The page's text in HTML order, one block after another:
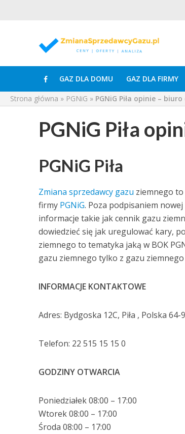
GAZ DLA DOMU GAZ DLA FIRMY
Strona główna » PGNiG » PGNiG Piła opinie –
PGNiG Piła
PGNiG Piła
Zmiana sprzedawcy gazu ziemnego
firmy PGNiG. Poza podpisaniem
informacje takie jak cennik gazu
dowiedzieć się jak uregulować kary,
ziemnego to tematyka jaką w BOK
gazu ziemnego tylko z gazu
INFORMACJE KONTAKTOWE
Adres: Bydgoska 12C, Piła , Polska 64-
Telefon: 22 515 15 15 0
GODZINY OTWARCIA
Poniedziałek 08:00 – 17:00
Wtorek 08:00 – 17:00
Środa 08:00 – 17:00